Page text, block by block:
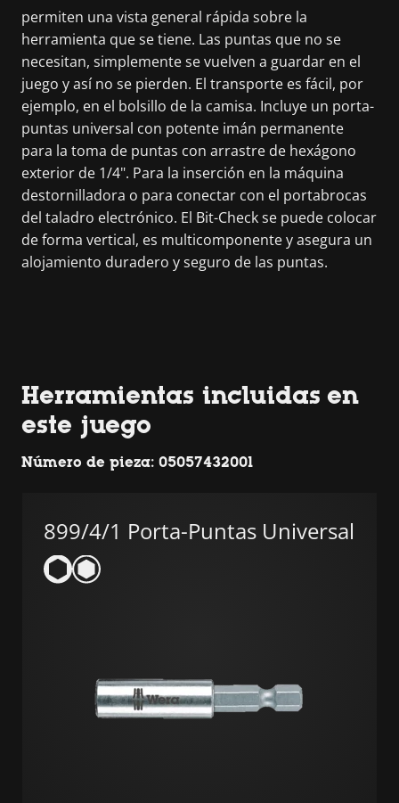
permiten una vista general rápida sobre la
herramienta que se tiene. Las puntas que no se
necesitan, simplemente se vuelven a guardar en el
juego y así no se pierden. El transporte es fácil, por
ejemplo, en el bolsillo de la camisa. Incluye un porta-
puntas universal con potente imán permanente
para la toma de puntas con arrastre de hexágono
exterior de 1/4". Para la inserción en la máquina
destornilladora o para conectar con el portabrocas
del taladro electrónico. El Bit-Check se puede colocar
de forma vertical, es multicomponente y asegura un
alojamiento duradero y seguro de las puntas.
Herramientas incluidas en
este juego
Número de pieza: 05057432001
899/4/1 Porta-Puntas Universal